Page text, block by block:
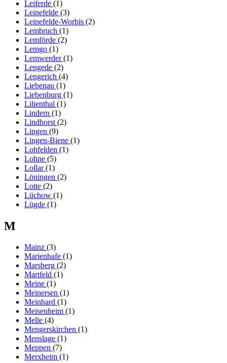
Leiferde (1)
Leinefelde (3)
Leinefelde-Worbis (2)
Lembruch (1)
Lemförde (2)
Lemgo (1)
Lemwerder(1)
Lengede (2)
Lengerich (4)
Liebenau (1)
Liebenburg (1)
Lilienthal (1)
Lindern (1)
Lindhorst (2)
Lingen (9)
Lingen-Biene (1)
Lohfelden (1)
Lohne (5)
Lollar(1)
Löningen (2)
Lotte (2)
Lüchow (1)
Lügde (1)
M
Mainz (3)
Marienhafe (1)
Marsberg (2)
Martfeld (1)
Meine (1)
Meinersen (1)
Meinhard (1)
Meisenheim (1)
Melle (4)
Mengerskirchen (1)
Menslage (1)
Meppen (7)
Merxheim (1)